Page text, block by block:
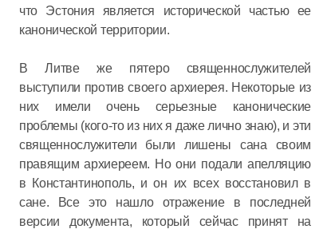
что Эстония является исторической частью ее
канонической территории.
В Литве же пятеро священнослужителей
выступили против своего архиерея. Некоторые из
них имели очень серьезные канонические
проблемы (кого-то из них я даже лично знаю), и эти
священнослужители были лишены сана своим
правящим архиереем. Но они подали апелляцию
в Константинополь, и он их всех восстановил в
сане. Все это нашло отражение в последней
версии документа, который сейчас принят на